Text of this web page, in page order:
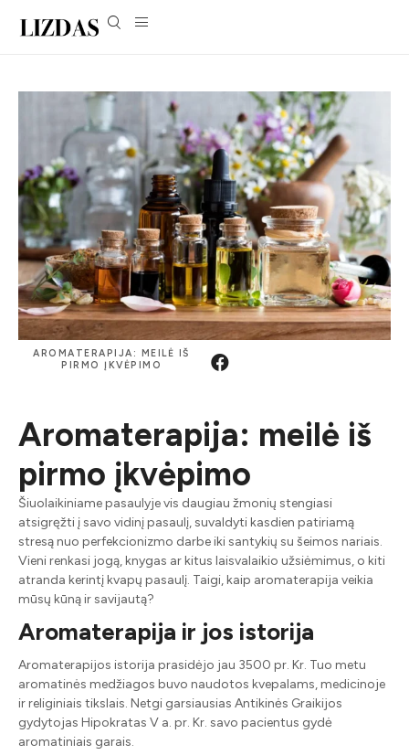
AROMATERAPIJA: MEILĖ IŠ
PIRMO ĮKVĖPIMO
Aromaterapija: meilė iš
pirmo įkvėpimo
Šiuolaikiniame pasaulyje vis daugiau žmonių stengiasi
atsigręžti į savo vidinį pasaulį, suvaldyti kasdien patiriamą
stresą nuo perfekcionizmo darbe iki santykių su šeimos nariais.
Vieni renkasi jogą, knygas ar kitus laisvalaikio užsiėmimus, o kiti
atranda kerintį kvapų pasaulį. Taigi, kaip aromaterapija veikia
mūsų kūną ir savijautą?
Aromaterapija ir jos istorija
Aromaterapijos istorija prasidėjo jau 3500 pr. Kr. Tuo metu
aromatinės medžiagos buvo naudotos kvepalams, medicinoje
ir religiniais tikslais. Netgi garsiausias Antikinės Graikijos
gydytojas Hipokratas V a. pr. Kr. savo pacientus gydė
aromatiniais garais.